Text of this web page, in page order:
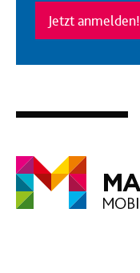
Jetzt anmelden!